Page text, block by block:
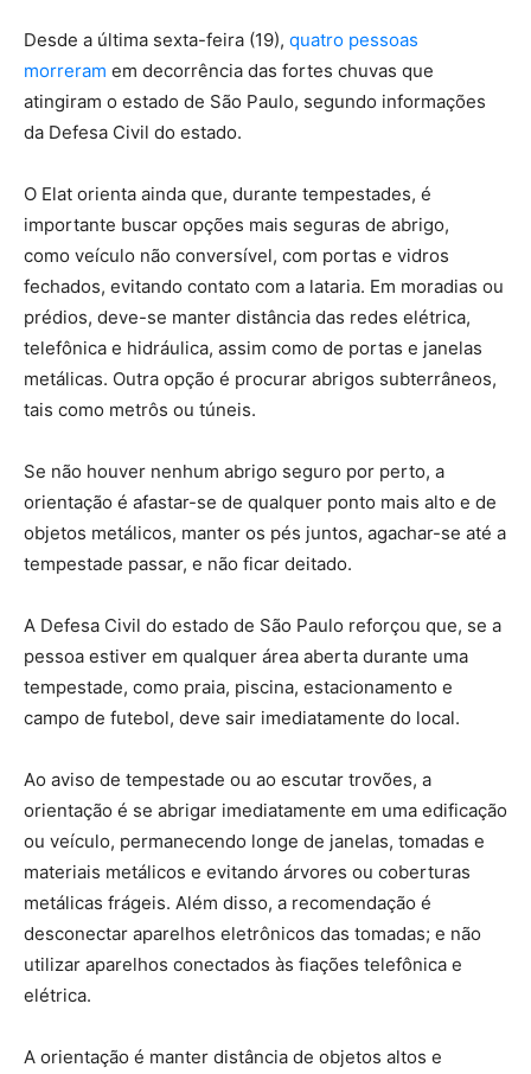
Desde a última sexta-feira (19), quatro pessoas
morreram em decorrência das fortes chuvas que
atingiram o estado de São Paulo, segundo informações
da Defesa Civil do estado.
O Elat orienta ainda que, durante tempestades, é
importante buscar opções mais seguras de abrigo,
como veículo não conversível, com portas e vidros
fechados, evitando contato com a lataria. Em moradias ou
prédios, deve-se manter distância das redes elétrica,
telefônica e hidráulica, assim como de portas e janelas
metálicas. Outra opção é procurar abrigos subterrâneos,
tais como metrôs ou túneis.
Se não houver nenhum abrigo seguro por perto, a
orientação é afastar-se de qualquer ponto mais alto e de
objetos metálicos, manter os pés juntos, agachar-se até a
tempestade passar, e não ficar deitado.
A Defesa Civil do estado de São Paulo reforçou que, se a
pessoa estiver em qualquer área aberta durante uma
tempestade, como praia, piscina, estacionamento e
campo de futebol, deve sair imediatamente do local.
Ao aviso de tempestade ou ao escutar trovões, a
orientação é se abrigar imediatamente em uma edificação
ou veículo, permanecendo longe de janelas, tomadas e
materiais metálicos e evitando árvores ou coberturas
metálicas frágeis. Além disso, a recomendação é
desconectar aparelhos eletrônicos das tomadas; e não
utilizar aparelhos conectados às fiações telefônica e
elétrica.
A orientação é manter distância de objetos altos e